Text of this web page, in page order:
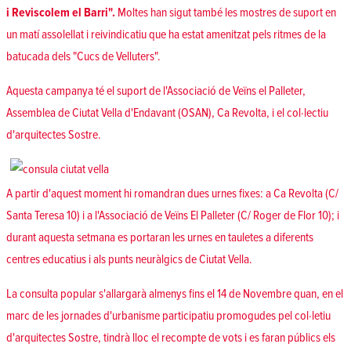
i Reviscolem el Barri". Moltes han sigut també les mostres de suport en
un matí assolellat i reivindicatiu que ha estat amenitzat pels ritmes de la
batucada dels "Cucs de Velluters".
Aquesta campanya té el suport de l'Associació de Veïns el Palleter,
Assemblea de Ciutat Vella d'Endavant (OSAN), Ca Revolta, i el col·lectiu
d'arquitectes Sostre.
A partir d'aquest moment hi romandran dues urnes fixes: a Ca Revolta (C/
Santa Teresa 10) i a l'Associació de Veïns El Palleter (C/ Roger de Flor 10); i
durant aquesta setmana es portaran les urnes en tauletes a diferents
centres educatius i als punts neuràlgics de Ciutat Vella.
La consulta popular s'allargarà almenys fins el 14 de Novembre quan, en el
marc de les jornades d'urbanisme participatiu promogudes pel col·letiu
d'arquitectes Sostre, tindrà lloc el recompte de vots i es faran públics els